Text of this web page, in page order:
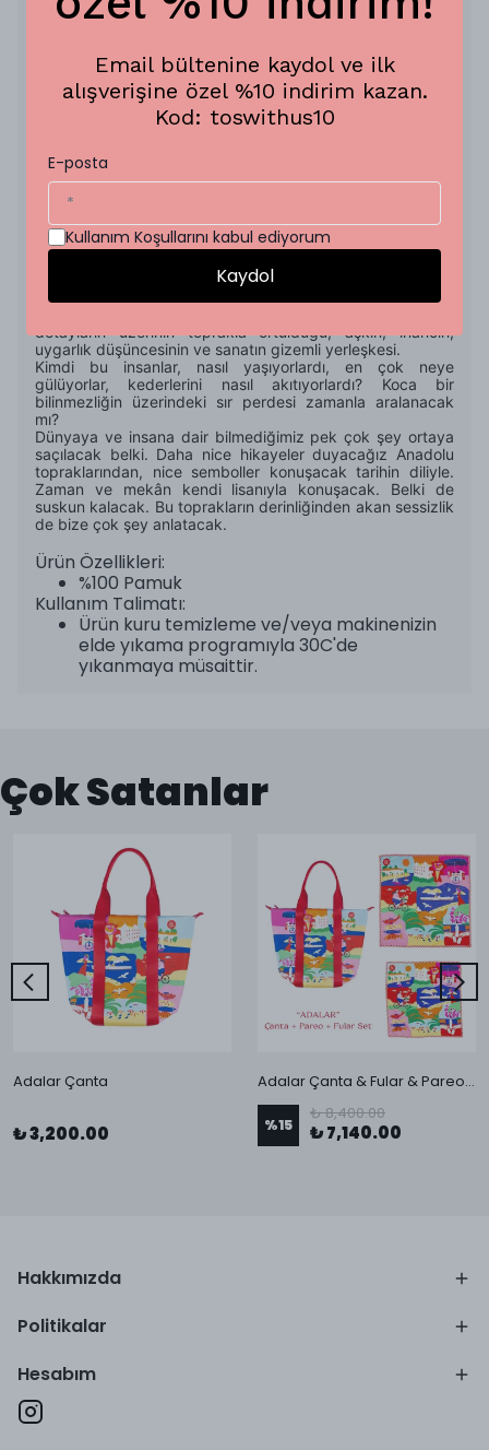
55 x 55 cm
Dijital baskı tekniği kullanılarak üretilmiştir.
OEKO-TEX Standard 100 ve Global Organik Tekstil
Standartları (GOTS) kurallarına uygun olarak
Tasarım Hikayesi:
değiyor. Bu kadim topraklarda insanın yaşamışlığına,
kültürüne, inancına dair izler dikili taşlarda gizemini
güneşlendiği koca bir uygarlıktır Göbeklitepe.
Göbeklitepe, belki de insanlığın sıfır noktasına yakın bir
detayların üzerinin toprakla örtüldüğü, aşkın, inancın,
uygarlık düşüncesinin ve sanatın gizemli yerleşkesi.
Kimdi bu insanlar, nasıl yaşıyorlardı, en çok neye
gülüyorlar, kederlerini nasıl akıtıyorlardı? Koca bir
bilinmezliğin üzerindeki sır perdesi zamanla aralanacak
mı?
Dünyaya ve insana dair bilmediğimiz pek çok şey ortaya
saçılacak belki. Daha nice hikayeler duyacağız Anadolu
topraklarından, nice semboller konuşacak tarihin diliyle.
Zaman ve mekân kendi lisanıyla konuşacak. Belki de
suskun kalacak. Bu toprakların derinliğinden akan sessizlik
de bize çok şey anlatacak.
Ürün Özellikleri:
%100 Pamuk
Kullanım Talimatı:
Ürün kuru temizleme ve/veya makinenizin
elde yıkama programıyla 30C'de
yıkanmaya müsaittir.
Çok Satanlar
Adalar Çanta
₺ 3,200.00
Adalar Çanta & Fular & Pareo Seti
%15
₺ 8,400.00
₺ 7,140.00
Hakkımızda
Politikalar
Hesabım
Email bültenine kaydol ve ilk
alışverişine özel %10 indirim kazan.
Kod: toswithus10
E-posta
Kullanım Koşullarını kabul ediyorum
Kaydol